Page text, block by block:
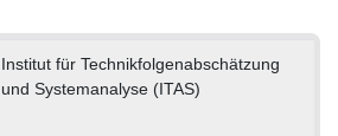
Institut für Technikfolgenabschätzung
und Systemanalyse (ITAS)